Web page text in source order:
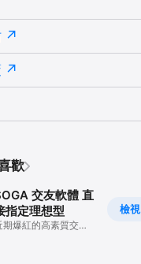
歡
檢視
交友軟體 直
指定理想型
期爆紅的高素質交友